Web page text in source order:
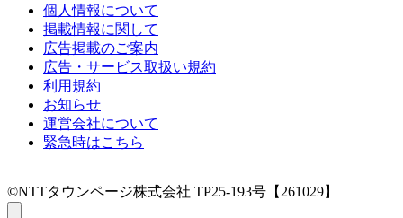
個人情報について
掲載情報に関して
広告掲載のご案内
広告・サービス取扱い規約
利用規約
お知らせ
運営会社について
緊急時はこちら
©NTTタウンページ株式会社 TP25-193号【261029】